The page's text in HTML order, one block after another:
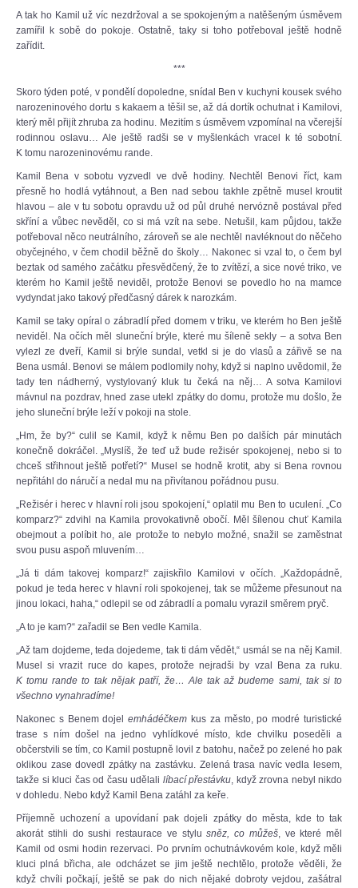
A tak ho Kamil už víc nezdržoval a se spokojeným a natěšeným úsměvem
zamířil k sobě do pokoje. Ostatně, taky si toho potřeboval ještě hodně
zařídit.
***
Skoro týden poté, v pondělí dopoledne, snídal Ben v kuchyni kousek svého
narozeninového dortu s kakaem a těšil se, až dá dortík ochutnat i Kamilovi,
který měl přijít zhruba za hodinu. Mezitím s úsměvem vzpomínal na včerejší
rodinnou oslavu… Ale ještě radši se v myšlenkách vracel k té sobotní.
K tomu narozeninovému rande.
Kamil Bena v sobotu vyzvedl ve dvě hodiny. Nechtěl Benovi říct, kam
přesně ho hodlá vytáhnout, a Ben nad sebou takhle zpětně musel kroutit
hlavou – ale v tu sobotu opravdu už od půl druhé nervózně postával před
skříní a vůbec nevěděl, co si má vzít na sebe. Netušil, kam půjdou, takže
potřeboval něco neutrálního, zároveň se ale nechtěl navléknout do něčeho
obyčejného, v čem chodil běžně do školy… Nakonec si vzal to, o čem byl
beztak od samého začátku přesvědčený, že to zvítězí, a sice nové triko, ve
kterém ho Kamil ještě neviděl, protože Benovi se povedlo ho na mamce
vydyndat jako takový předčasný dárek k narozkám.
Kamil se taky opíral o zábradlí před domem v triku, ve kterém ho Ben ještě
neviděl. Na očích měl sluneční brýle, které mu šíleně sekly – a sotva Ben
vylezl ze dveří, Kamil si brýle sundal, vetkl si je do vlasů a zářivě se na
Bena usmál. Benovi se málem podlomily nohy, když si naplno uvědomil, že
tady ten nádherný, vystylovaný kluk tu čeká na něj… A sotva Kamilovi
mávnul na pozdrav, hned zase utekl zpátky do domu, protože mu došlo, že
jeho sluneční brýle leží v pokoji na stole.
„Hm, že by?“ culil se Kamil, když k němu Ben po dalších pár minutách
konečně dokráčel. „Myslíš, že teď už bude režisér spokojenej, nebo si to
chceš střihnout ještě potřetí?“ Musel se hodně krotit, aby si Bena rovnou
nepřitáhl do náručí a nedal mu na přivítanou pořádnou pusu.
„Režisér i herec v hlavní roli jsou spokojení,“ oplatil mu Ben to uculení. „Co
komparz?“ zdvihl na Kamila provokativně obočí. Měl šílenou chuť Kamila
obejmout a políbit ho, ale protože to nebylo možné, snažil se zaměstnat
svou pusu aspoň mluvením…
„Já ti dám takovej komparz!“ zajiskřilo Kamilovi v očích. „Každopádně,
pokud je teda herec v hlavní roli spokojenej, tak se můžeme přesunout na
jinou lokaci, haha,“ odlepil se od zábradlí a pomalu vyrazil směrem pryč.
„A to je kam?“ zařadil se Ben vedle Kamila.
„Až tam dojdeme, teda dojedeme, tak ti dám vědět,“ usmál se na něj Kamil.
Musel si vrazit ruce do kapes, protože nejradši by vzal Bena za ruku.
K tomu rande to tak nějak patří, že… Ale tak až budeme sami, tak si to
všechno vynahradíme!
Nakonec s Benem dojelemhádéčkem kus za město, po modré turistické
trase s ním došel na jedno vyhlídkové místo, kde chvilku poseděli a
občerstvili se tím, co Kamil postupně lovil z batohu, načež po zelené ho pak
oklikou zase dovedl zpátky na zastávku. Zelená trasa navíc vedla lesem,
takže si kluci čas od času udělali líbací přestávku, když zrovna nebyl nikdo
v dohledu. Nebo když Kamil Bena zatáhl za keře.
Příjemně uchození a upovídaní pak dojeli zpátky do města, kde to tak
akorát stihli do sushi restaurace ve stylusněz, co můžeš, ve které měl
Kamil od osmi hodin rezervaci. Po prvním ochutnávkovém kole, když měli
kluci plná břicha, ale odcházet se jim ještě nechtělo, protože věděli, že
když chvíli počkají, ještě se pak do nich nějaké dobroty vejdou, zašátral